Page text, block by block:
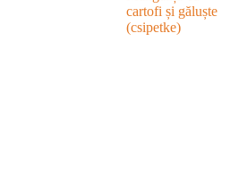
cartofi și găluște
(csipetke)